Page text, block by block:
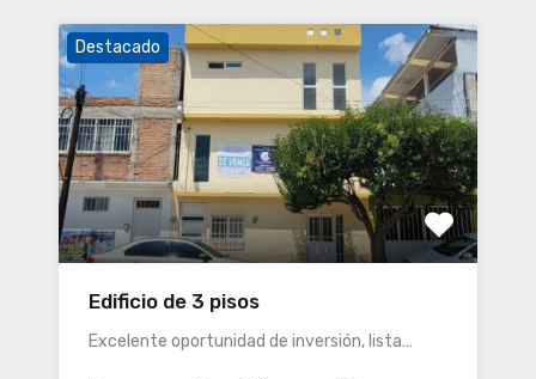
Destacado
Edificio de 3 pisos
Excelente oportunidad de inversión, lista…